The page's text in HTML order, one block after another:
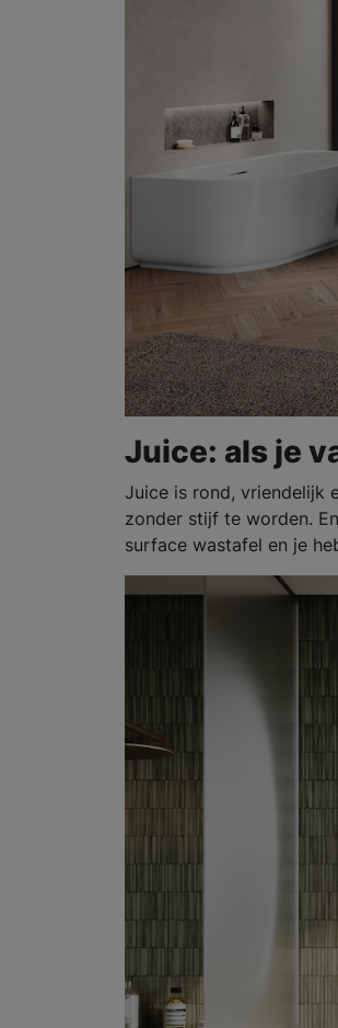
Juice: als je
Juice is rond, vriendelijk
zonder stijf te worden.
surface wastafel en je